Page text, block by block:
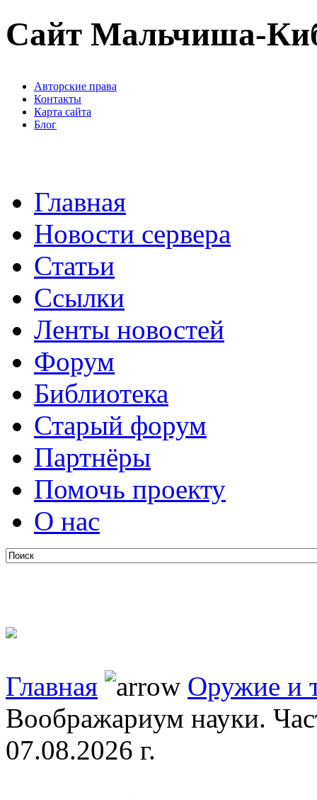
Сайт Мальчиша-
Авторские права
Контакты
Карта сайта
Блог
Главная
Новости сервера
Статьи
Ссылки
Ленты новостей
Форум
Библиотека
Старый форум
Партнёры
Помочь проекту
О нас
Главная
Оружие и
Воображариум науки.
07.08.2026 г.